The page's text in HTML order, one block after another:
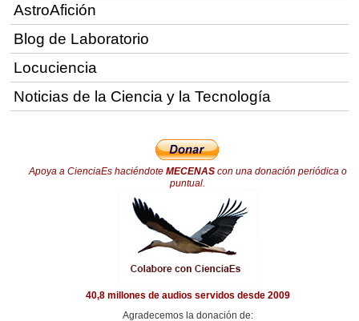
AstroAfición
Blog de Laboratorio
Locuciencia
Noticias de la Ciencia y la Tecnología
Apoya a CienciaEs haciéndote MECENAScon una donación periódica o
puntual.
40,8 millones de audios servidos desde 2009
Agradecemos la donación de: